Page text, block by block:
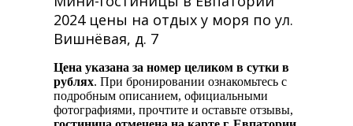
2024 цены на отдых у моря по ул.
Вишнёвая, д. 7
Цена указана за номер целиком в сутки в
рублях. При бронировании ознакомьтесь с
подробным описанием, официальными
фотографиями, прочтите и оставьте отзывы,